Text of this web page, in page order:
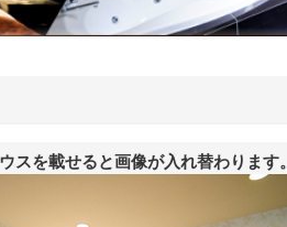
スを載せると画像が入れ替わります。